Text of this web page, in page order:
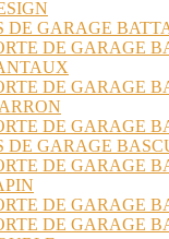
DE GARAGE
DE GARAGE
DE GARAGE
DE GARAGE
DE GARAGE
DE GARAGE
DE GARAGE
DE GARAGE